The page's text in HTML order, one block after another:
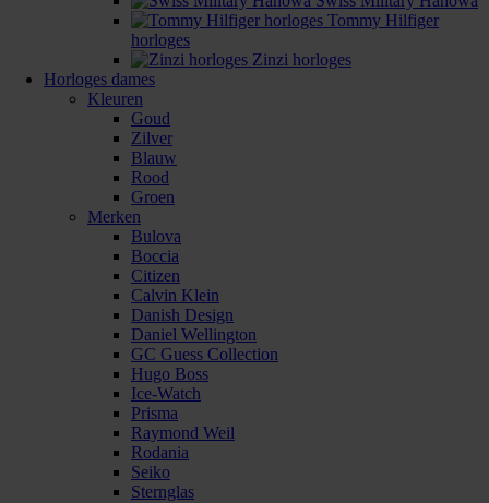
Tommy Hilfiger
horloges
Zinzi horloges
Horloges dames
Kleuren
Goud
Zilver
Blauw
Rood
Groen
Merken
Bulova
Boccia
Citizen
Calvin Klein
Danish Design
Daniel Wellington
GC Guess Collection
Hugo Boss
Ice-Watch
Prisma
Raymond Weil
Rodania
Seiko
Sternglas